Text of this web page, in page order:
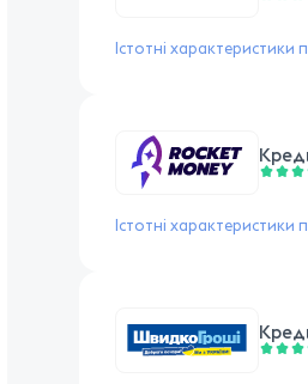
Істотні характеристики
Істотні характеристики